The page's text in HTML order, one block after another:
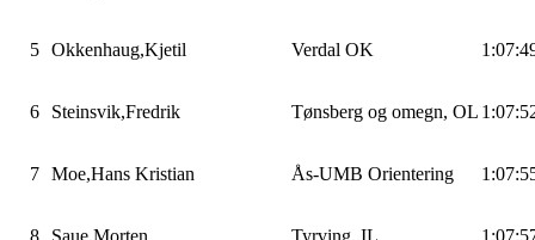
5 Okkenhaug,Kjetil Verdal OK
6 Steinsvik,Fredrik Tønsberg og omegn, OL
7 Moe,Hans Kristian Ås-UMB Orientering